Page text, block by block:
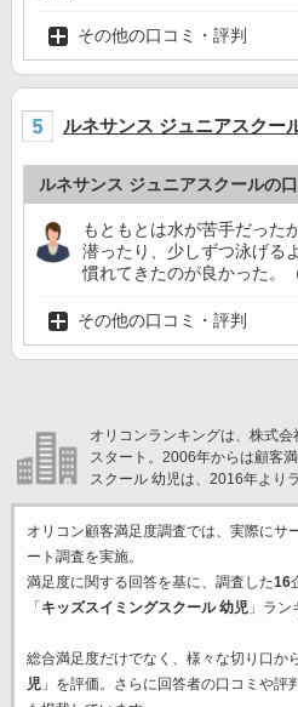
その他の口コミ・評判
ルネサンス ジュニアスクー
ルネサンス ジュニアスクールの
もともとは水が苦手だった
潜ったり、少しずつ泳げる
慣れてきたのが良かった。
その他の口コミ・評判
オリコンランキングは、株式
スタート。2006年からは顧客
スクール 幼児は、2016年より
オリコン顧客満足度調査では、実際にサ
ート調査を実施。
満足度に関する回答を基に、調査した16
「 キッズスイミングスクール 幼児」ラン
総合満足度だけでなく、様々な切り口か
児」を評価。さらに回答者の口コミや評